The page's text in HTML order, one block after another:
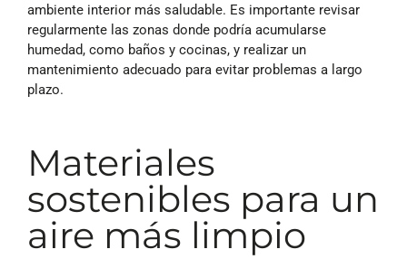
ambiente interior más saludable. Es importante revisar
regularmente las zonas donde podría acumularse
humedad, como baños y cocinas, y realizar un
mantenimiento adecuado para evitar problemas a largo
plazo.
Materiales
sostenibles para un
aire más limpio